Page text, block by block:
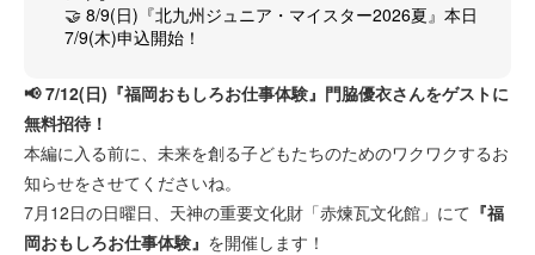
🤝 8/9(日)『北九州ジュニア・マイスター2026夏』本日
7/9(木)申込開始！
📢 7/12(日)『福岡おもしろお仕事体験』門脇優衣さんをゲストに
無料招待！
本編に入る前に、未来を創る子どもたちのためのワクワクするお
知らせをさせてくださいね。
7月12日の日曜日、天神の重要文化財「赤煉瓦文化館」にて 『福
岡おもしろお仕事体験』 を開催します！